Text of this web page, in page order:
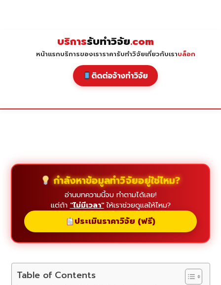
บริการรับทำวิจัย.com
หน้าแรกบริการของเราราคารับทำวิจัยเกี่ยวกับเราบล็อก
ติดต่อจ้างทำวิจัย
กำลังหาข้อมูลทำวิจัยอยู่ใช่ไหม?
อ่านบทความนี้จบ ทำตามได้เลย!
แต่ถ้า "ไม่มีเวลา"ให้เราช่วยดูแลให้ไหม?
ประเมินราคาวิจัย (ฟรี)
Table of Contents